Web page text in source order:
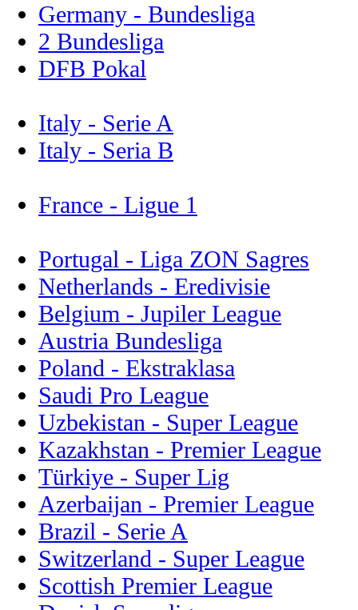
Germany - Bundesliga
2 Bundesliga
DFB Pokal
Italy - Serie A
Italy - Seria B
France - Ligue 1
Portugal - Liga ZON Sagres
Netherlands - Eredivisie
Belgium - Jupiler League
Austria Bundesliga
Poland - Ekstraklasa
Saudi Pro League
Uzbekistan - Super League
Kazakhstan - Premier League
Türkiye - Super Lig
Azerbaijan - Premier League
Brazil - Serie A
Switzerland - Super League
Scottish Premier League